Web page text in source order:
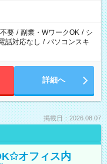
要 / 副業・WワークOK / シ
話対応なし / パソコンスキ
詳細へ
掲載日：2026.08.07
オフィス内